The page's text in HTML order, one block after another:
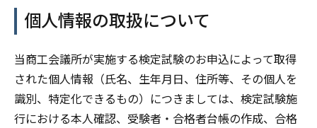
個人情報の取扱について
当商工会議所が実施する検定試験のお申込によって取得
された個人情報（氏名、生年月日、住所等、その個人を
識別、特定化できるもの）につきましては、検定試験施
行における本人確認、受験者・合格者台帳の作成、合格